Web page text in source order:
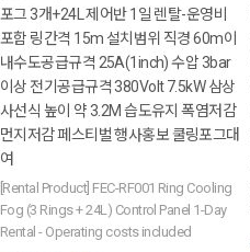
포그 3개+24L 제어반 1일 렌탈-운영비
포함 링간격 15m 설치범위 직경 60m이
내수도공급규격 25A(1inch) 수압 3bar
이상 전기공급규격 380Volt 7.5kW 삼상
사선식 높이 약 3.2M 습도유지 폭염저감
먼지저감 페스티벌 행사홍보 쿨링포그대
여
[Rental Product] FEC-RF001 Ring Cooling
Fog (3 Rings + 24L) Control Panel 1-Day
Rental - Operating costs included